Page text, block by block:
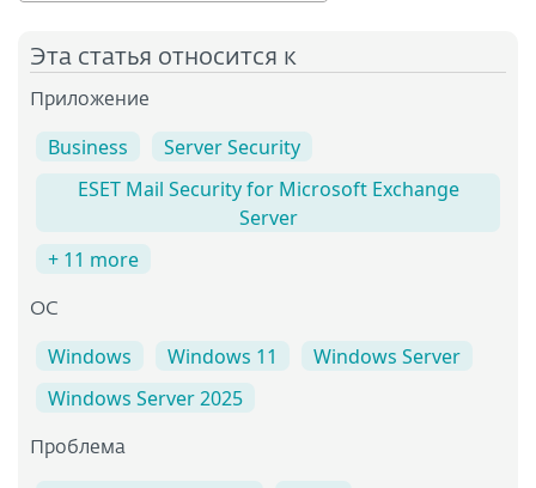
Эта статья относится к
Приложение
Business
Server Security
ESET Mail Security for Microsoft Exchange
Server
+ 11 more
OC
Windows Windows 11
Windows Server
Windows Server 2025
Проблема